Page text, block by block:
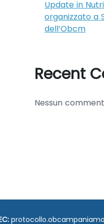
Update in
organizzato a
dell’Obcm
Recent
Nessun